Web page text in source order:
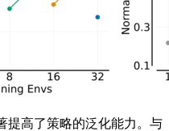
高了策略的泛化能力。与